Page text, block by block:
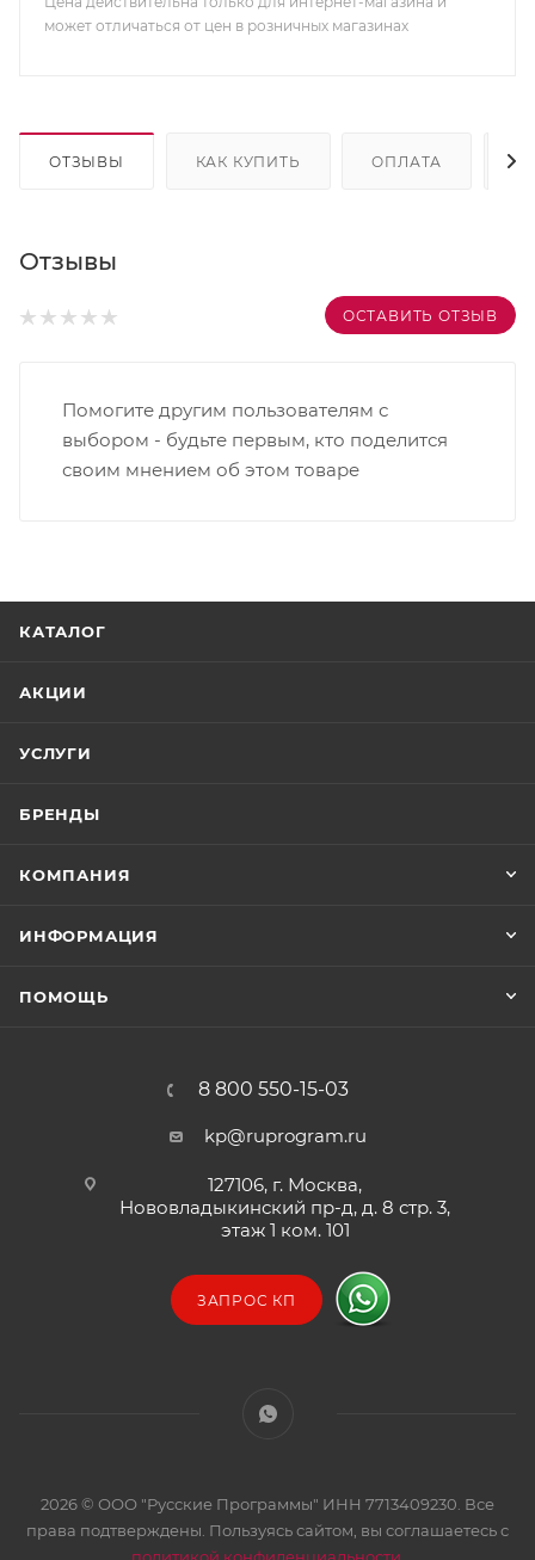
может отличаться от цен в розничных магазинах
ОТЗЫВЫ КАК КУПИТЬ ОПЛАТА
Отзывы
ОСТАВИТЬ ОТЗЫВ
Помогите другим пользователям с
выбором - будьте первым, кто поделится
своим мнением об этом товаре
КАТАЛОГ
АКЦИИ
УСЛУГИ
БРЕНДЫ
КОМПАНИЯ
ИНФОРМАЦИЯ
ПОМОЩЬ
8 800 550-15-03
kp@ruprogram.ru
127106, г. Москва,
Нововладыкинский пр-д, д. 8 стр. 3,
этаж 1 ком. 101
ЗАПРОС КП
2026 © ООО "Русские Программы" ИНН 7713409230. Все
права подтверждены. Пользуясь сайтом, вы соглашаетесь с